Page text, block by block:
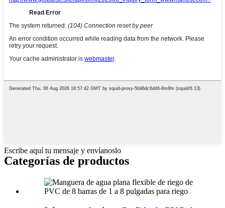
Escribe aquí tu mensaje y envíanoslo
Categorías de productos